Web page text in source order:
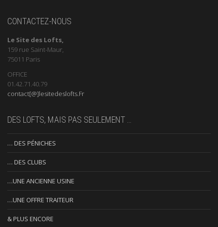
CONTACTEZ-NOUS
Le Site des Lofts,
159 rue Saint-Maur,
75011 Paris
OFFICE
01.42.71.40.79
contact[@]lesitedeslofts.Fr
DES LOFTS, MAIS PAS SEULEMENT …
… DES PÉNICHES
… DES CLUBS
…UNE ANCIENNE USINE
…UNE OFFRE TRAITEUR
& PLUS ENCORE